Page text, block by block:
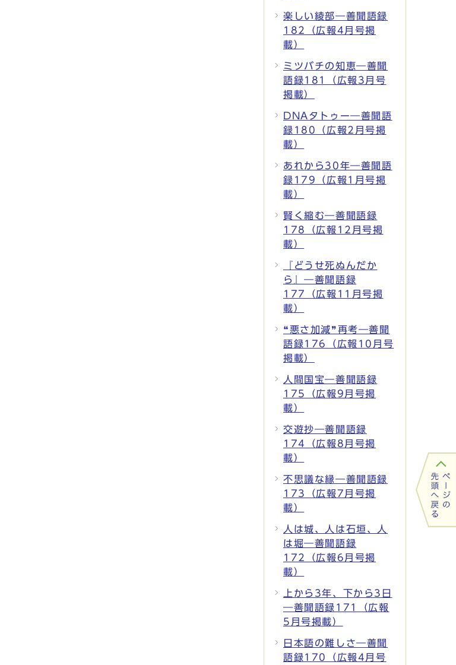
楽しい綾部―善聞語録
182（広報4月号掲
載）
ミツバチの知恵―善聞
語録181（広報3月号
掲載）
DNAタトゥー―善聞語
録180（広報2月号掲
載）
あれから30年―善聞語
録179（広報1月号掲
載）
賢く縮む―善聞語録
178（広報12月号掲
載）
『どうせ死ぬんだか
ら』―善聞語録
177（広報11月号掲
載）
❝悪さ加減❞再考―善聞
語録176（広報10月号
掲載）
人間国宝―善聞語録
175（広報9月号掲
載）
交遊抄―善聞語録
174（広報8月号掲
載）
不思議な縁―善聞語録
173（広報7月号掲
載）
人は城、人は石垣、人
は堀―善聞語録
172（広報6月号掲
載）
上から3年、下から3日
―善聞語録171（広報
5月号掲載）
日本語の難しさ―善聞
語録170（広報4月号